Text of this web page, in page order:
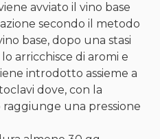
avviato il vino base
secondo il metodo
base, dopo una stasi
arricchisce di aromi e
introdotto assieme a
dove, con la
una pressione